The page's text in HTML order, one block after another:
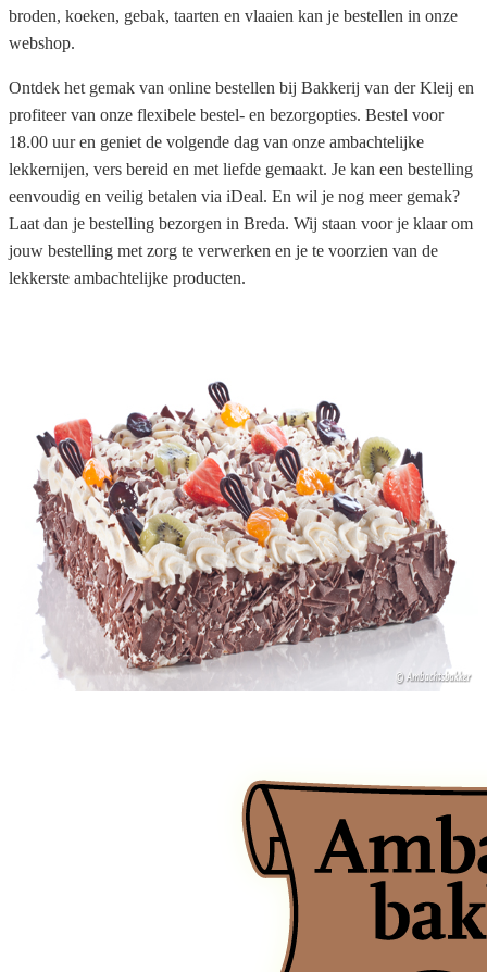
broden, koeken, gebak, taarten en vlaaien kan je bestellen in onze
webshop.
Ontdek het gemak van online bestellen bij Bakkerij van der Kleij en
profiteer van onze flexibele bestel- en bezorgopties. Bestel voor
18.00 uur en geniet de volgende dag van onze ambachtelijke
lekkernijen, vers bereid en met liefde gemaakt. Je kan een bestelling
eenvoudig en veilig betalen via iDeal. En wil je nog meer gemak?
Laat dan je bestelling bezorgen in Breda. Wij staan voor je klaar om
jouw bestelling met zorg te verwerken en je te voorzien van de
lekkerste ambachtelijke producten.